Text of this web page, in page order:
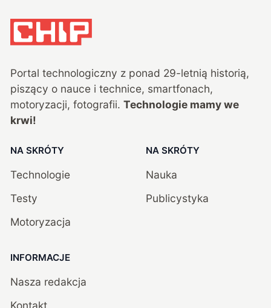
Portal technologiczny z ponad 29-letnią historią,
piszący o nauce i technice, smartfonach,
motoryzacji, fotografii. Technologie mamy we
krwi!
NA SKRÓTY
Technologie
Testy
Motoryzacja
NA SKRÓTY
Nauka
Publicystyka
INFORMACJE
Nasza redakcja
Kontakt